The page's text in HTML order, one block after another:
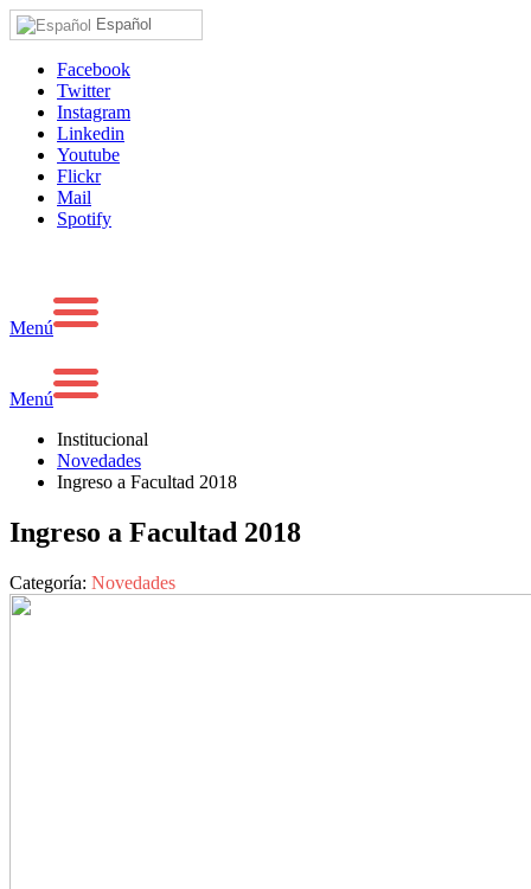
Español
Facebook
Twitter
Instagram
Linkedin
Youtube
Flickr
Mail
Spotify
Menú
Menú
Institucional
Novedades
Ingreso a Facultad 2018
Ingreso a Facultad 2018
Categoría: Novedades